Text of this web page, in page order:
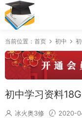
当前位置： 首页 初中
初中学习资料
冰火奥3修 2020-